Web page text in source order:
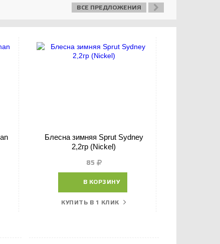
ВСЕ ПРЕДЛОЖЕНИЯ
Блесна зимняя Sprut Sydney
2,2гр (Nickel)
85
В КОРЗИНУ
КУПИТЬ В 1 КЛИК